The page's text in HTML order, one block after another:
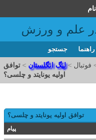
علم و ورزش
راهنما جستجو
فوتبال >لیگ انگلستان > توافق
اولیه یونایتد و چلسی؟
توافق اولیه یونایتد و چلسی؟
پیام